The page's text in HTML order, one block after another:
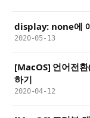
display: none에
2020-05-13
[MacOS] 언어전
하기
2020-04-12